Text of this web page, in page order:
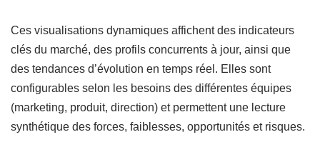
Ces visualisations dynamiques affichent des indicateurs
clés du marché, des profils concurrents à jour, ainsi que
des tendances d’évolution en temps réel. Elles sont
configurables selon les besoins des différentes équipes
(marketing, produit, direction) et permettent une lecture
synthétique des forces, faiblesses, opportunités et risques.